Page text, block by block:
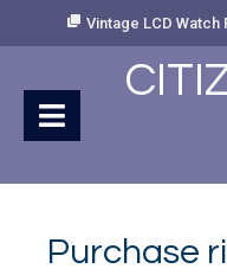
Vintage LCD Watch
Purchase